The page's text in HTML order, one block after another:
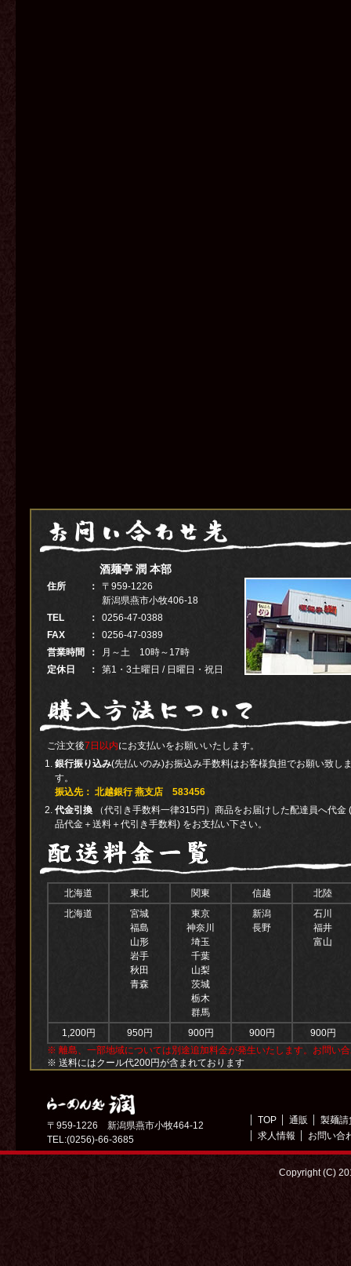
酒麺亭 潤 本部
住所 ：
〒959-1226
新潟県燕市小牧406-18
TEL
：
0256-47-0388
FAX
：
0256-47-0389
営業時間
：
月～土 10時～17時
定休日
： 第1・3土曜日 / 日曜日・祝日
ご注文後7日以内にお支払いをお願いいたします。
銀行振り込み(先払いのみ)お振込み手数料はお客様負担でお願い致し
す。
振込先： 北越銀行 燕支店 583456
代金引換 （代引き手数料一律315円）商品をお届けした配達員へ代金
品代金＋送料＋代引き手数料) をお支払い下さい。
北海道 東北 関東 信越
北陸
北海道
宮城
福島
山形
岩手
秋田
青森
東京
神奈川
埼玉
千葉
山梨
茨城
栃木
群馬
新潟
長野
石川
福井
富山
1,200円 950円 900円 900円
900円
※ 離島、一部地域については別途追加料金が発生いたします。お問い
※ 送料にはクール代200円が含まれております
〒959-1226 新潟県燕市小牧464-12
TEL:(0256)-66-3685
TOP 通販
製麺請
求人情報
お問い合
Copyright (C)